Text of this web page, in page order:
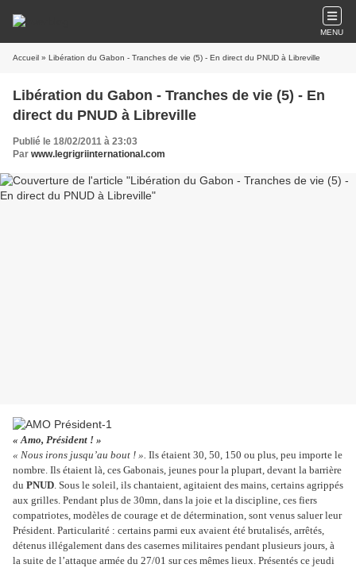
MENU
Accueil » Libération du Gabon - Tranches de vie (5) - En direct du PNUD à Libreville
Libération du Gabon - Tranches de vie (5) - En
direct du PNUD à Libreville
Publié le 18/02/2011 à 23:03
Par www.legrigriinternational.com
« Amo, Président ! »
« Nous irons jusqu’au bout ! ». Ils étaient 30, 50, 150 ou plus, peu importe le
nombre. Ils étaient là, ces Gabonais, jeunes pour la plupart, devant la barrière
du PNUD. Sous le soleil, ils chantaient, agitaient des mains, certains agrippés
aux grilles. Pendant plus de 30mn, dans la joie et la discipline, ces fiers
compatriotes, modèles de courage et de détermination, sont venus saluer leur
Président. Particularité : certains parmi eux avaient été brutalisés, arrêtés,
détenus illégalement dans des casernes militaires pendant plusieurs jours, à
la suite de l’attaque armée du 27/01 sur ces mêmes lieux. Présentés ce jeudi